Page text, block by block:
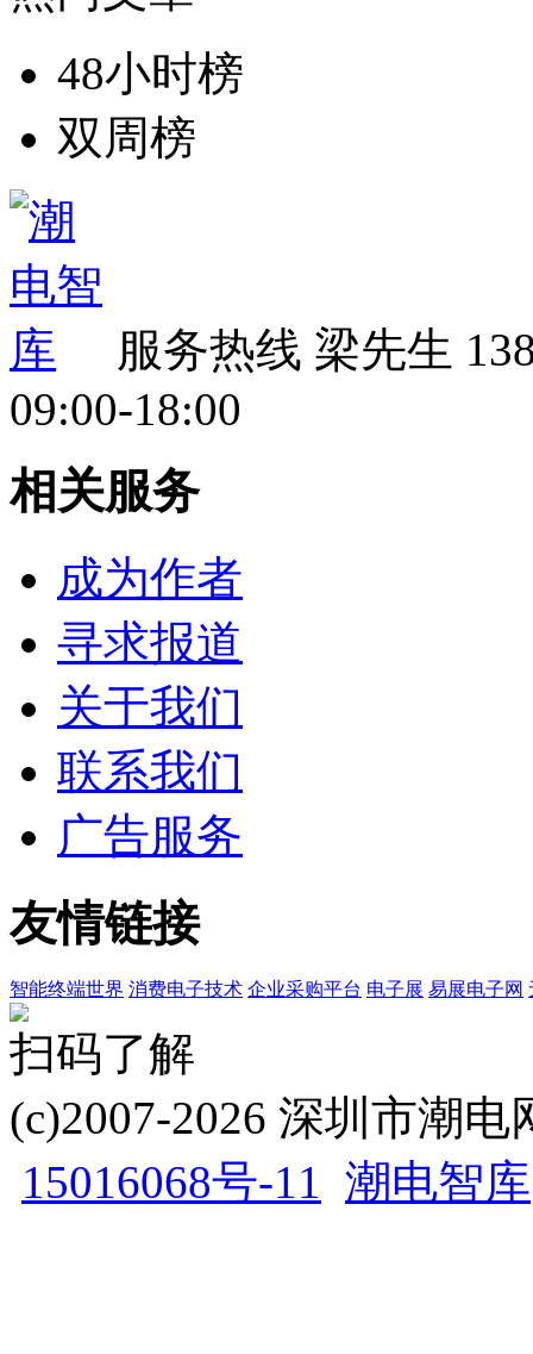
48小时榜
双周榜
服务热线 梁先生
09:00-18:00
相关服务
成为作者
寻求报道
关于我们
联系我们
广告服务
友情链接
智能终端世界 消费电子技术 企业采购平台 电子展 易展电子网
扫码了解
(c)2007-2026 深圳市潮
15016068号-11 潮电智库